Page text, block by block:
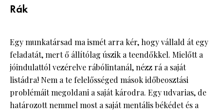
Rák
Egy munkatársad ma ismét arra kér, hogy vállald át egy
feladatát, mert ő állítólag úszik a teendőkkel. Mielőtt a
jóindulattól vezérelve rábólintanál, nézz rá a saját
listádra! Nem a te felelősséged mások időbeosztási
problémáit megoldani a saját károdra. Egy udvarias, de
határozott nemmel most a saját mentális békédet és a